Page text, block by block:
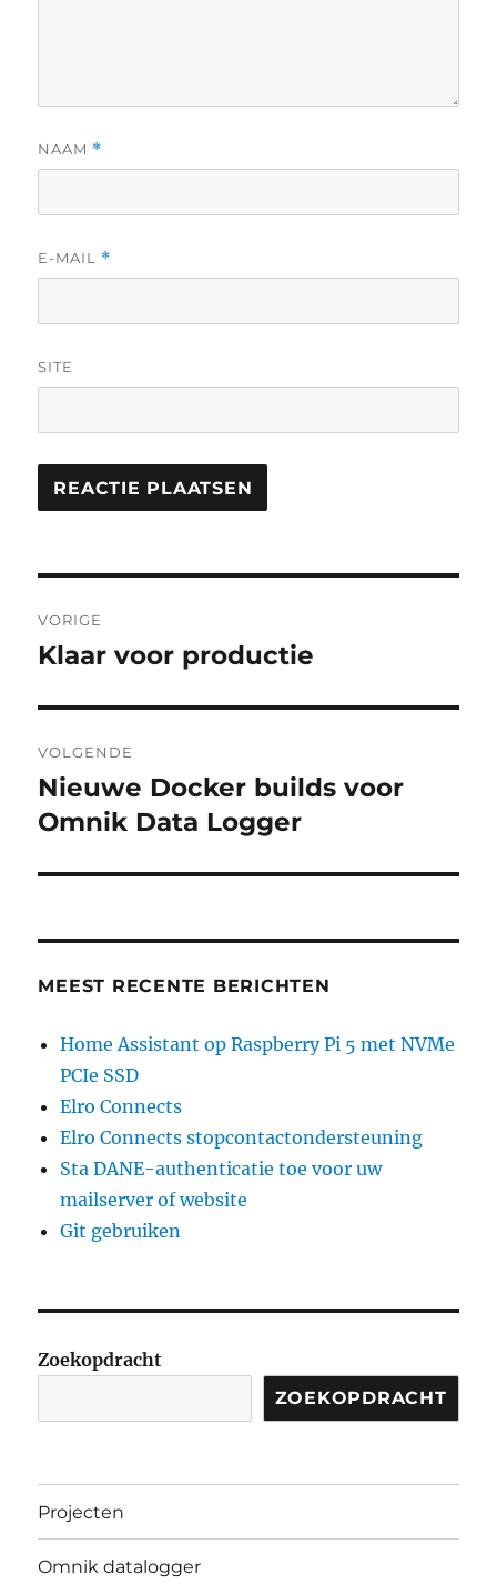
NAAM *
E-MAIL *
SITE
VORIGE
Vorig
Klaar voor productie
VOLGENDE
Volgend
bericht:
Nieuwe Docker builds voor
Omnik Data Logger
MEEST RECENTE BERICHTEN
Home Assistant op Raspberry Pi 5 met NVMe
PCIe SSD
Elro Connects
Elro Connects stopcontactondersteuning
Sta DANE-authenticatie toe voor uw
mailserver of website
Git gebruiken
Zoekopdracht
ZOEKOPDRACHT
Projecten
Omnik datalogger